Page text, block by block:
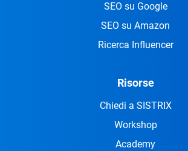
SEO su Google
SEO su Amazon
Ricerca Influencer
Risorse
Chiedi a SISTRIX
Workshop
Academy